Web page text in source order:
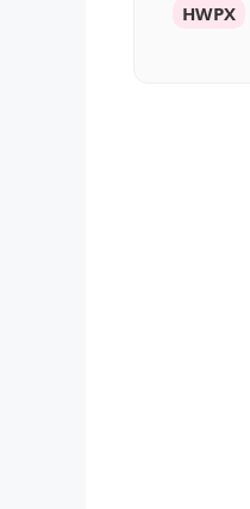
HWPX